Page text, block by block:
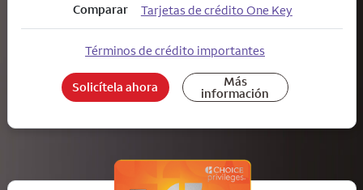
Comparar Tarjetas de crédito One Key
Términos de crédito importantes
Solicítela ahora Más
información